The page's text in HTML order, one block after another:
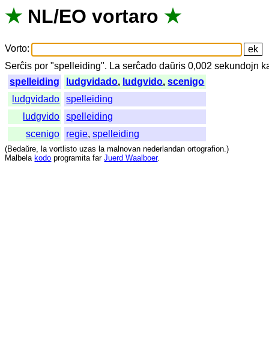
★ NL/EO vortaro ★
Vorto:
Serĉis por "spelleiding". La serĉado daŭris 0,002sekundojn
spelleiding
ludgvidado, ludgvido,scenigo
ludgvidado
spelleiding
ludgvido
spelleiding
scenigo
regie,spelleiding
(Bedaŭre, la vortlisto uzas la malnovan nederlandan ortografion.)
Malbela kodo programita far Juerd Waalboer.